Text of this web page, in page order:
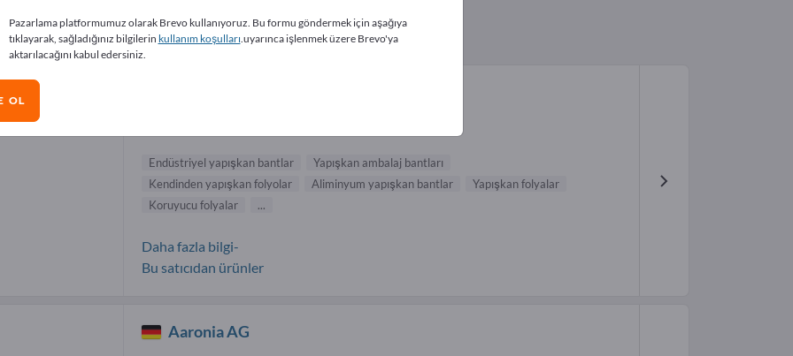
korunma Tedarikçiler (8)
Endüstriyel yapışkan bantlar
Yapışkan ambalaj bantları
Kendinden yapışkan folyolar
Aliminyum yapışkan bantlar
Yapışkan folyalar
Koruyucu folyalar
...
Daha fazla bilgi-
Bu satıcıdan ürünler
Aaronia AG
Pazarlama platformumuz olarak Brevo kullanıyoruz. Bu formu göndermek için aşağıya
tıklayarak, sağladığınız bilgilerin kullanım koşulları.uyarınca işlenmek üzere Brevo'ya
aktarılacağını kabul edersiniz.
OL